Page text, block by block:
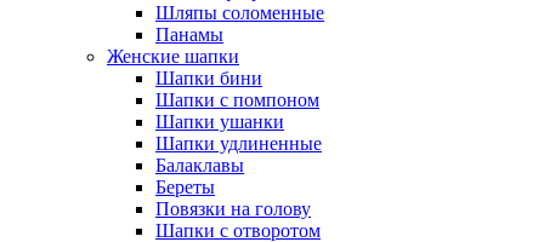
Шляпы соломенные
Панамы
Женские шапки
Шапки бини
Шапки с помпоном
Шапки ушанки
Шапки удлиненные
Балаклавы
Береты
Повязки на голову
Шапки с отворотом